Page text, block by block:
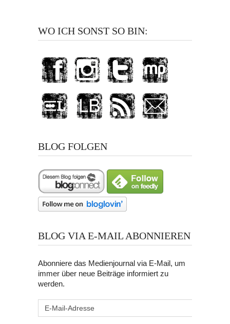
WO ICH SONST SO BIN:
BLOG FOLGEN
BLOG VIA E-MAIL ABONNIEREN
Abonniere das Medienjournal via E-Mail, um
immer über neue Beiträge informiert zu
werden.